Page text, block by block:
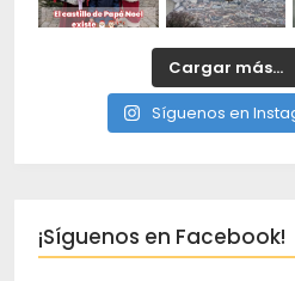
Cargar más...
Síguenos en
¡Síguenos en Facebook!